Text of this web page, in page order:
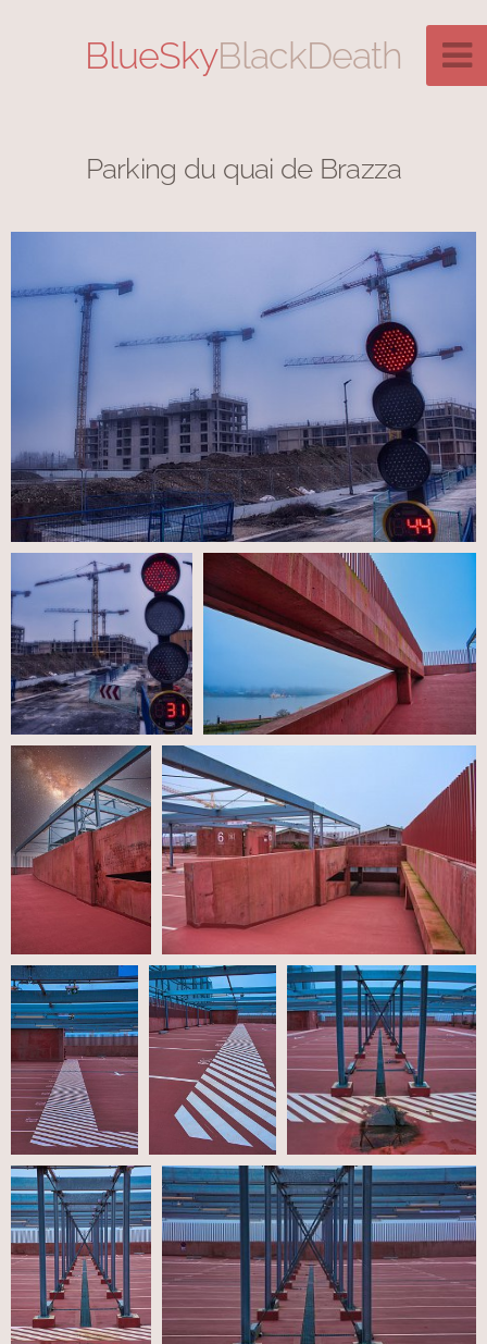
BlueSkyBlackDeath
Parking du quai de Brazza